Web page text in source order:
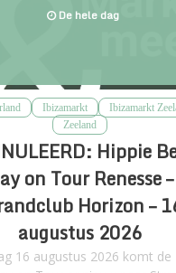
De hele dag
Ibizamarkt
Ibizamarkt
Zeeland
Hippie
on Tour Renesse –
Horizon –
augustus 2026
16 augustus 2026 komt de